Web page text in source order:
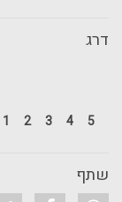
דרג
5
4
3
2
1
שתף